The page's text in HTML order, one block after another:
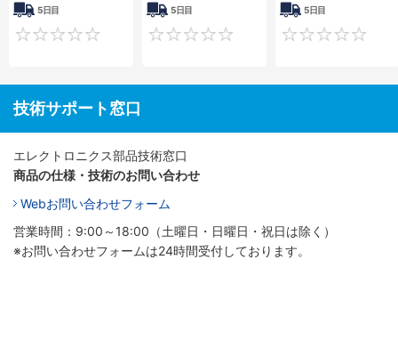
5日目
0
5日目
0
5日目
技術サポート窓口
エレクトロニクス部品技術窓口
商品の仕様・技術のお問い合わせ
Webお問い合わせフォーム
営業時間：9:00～18:00（土曜日・日曜日・祝日は除く）
※お問い合わせフォームは24時間受付しております。